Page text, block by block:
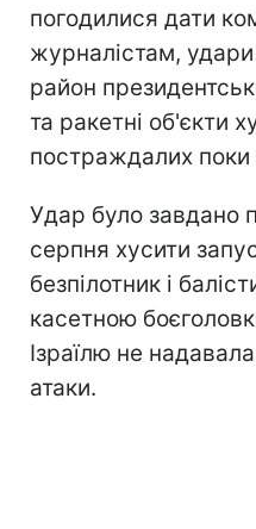
погодилися дати
журналістам,
район
та ракетні об'єкти
постраждалих
Удар було завдано
серпня хусити
безпілотник і
касетною
Ізраїлю не
атаки.